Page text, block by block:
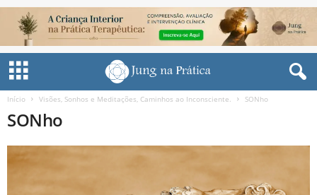
Início Visões, Sonhos e Meditações, Caminhos ao Inconsciente. SONho
SONho